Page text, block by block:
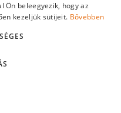
feltételek
ENGLISH
Ön beleegyezik, hogy az
kezeljük sütijeit. Bővebben